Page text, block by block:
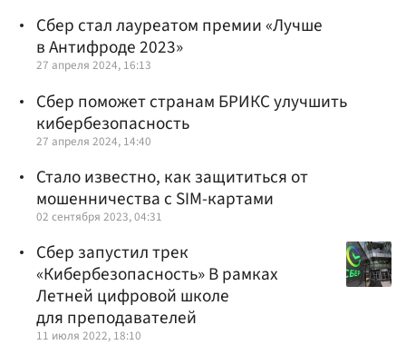
Сбер стал лауреатом премии «Лучше
в Антифроде 2023»
27 апреля 2024, 16:13
Сбер поможет странам БРИКС улучшить
кибербезопасность
27 апреля 2024, 14:40
Стало известно, как защититься от
мошенничества с SIM-картами
02 сентября 2023, 04:31
Сбер запустил трек
«Кибербезопасность» В рамках
Летней цифровой школе
для преподавателей
11 июля 2022, 18:10